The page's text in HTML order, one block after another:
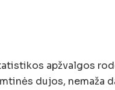
apžvalgos
dujos, nemaža